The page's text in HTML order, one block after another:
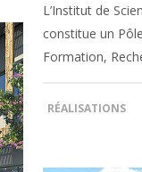
L’Institut de
constitue un
Formation,
RÉALISATIONS